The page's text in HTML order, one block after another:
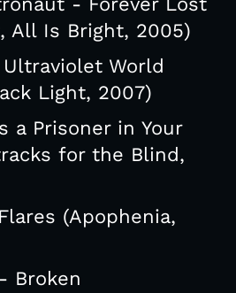
All Is Bright, 2005)
World
Light, 2007)
a Prisoner in Your
for the Blind,
(Apophenia,
Broken